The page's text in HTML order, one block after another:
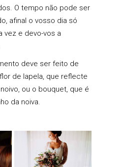
O tempo não pode ser
afinal o vosso dia só
vez e devo-vos a
deve ser feito de
de lapela, que reflecte
ou o bouquet, que é
da noiva.